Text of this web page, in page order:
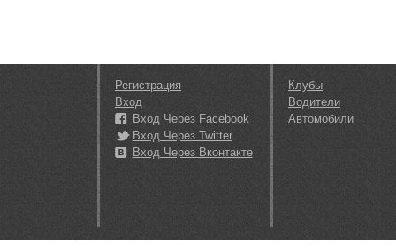
Регистрация
Вход
Вход Через Facebook
Вход Через Twitter
Вход Через Вконтакте
Клубы
Водители
Автомобили